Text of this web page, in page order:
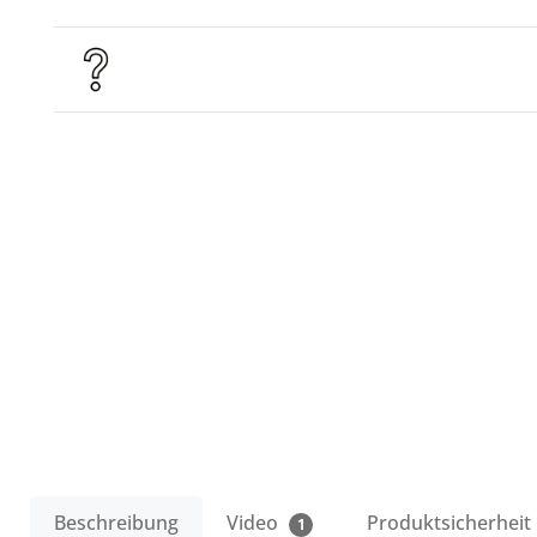
Beschreibung Video 1 Produktsicherheit